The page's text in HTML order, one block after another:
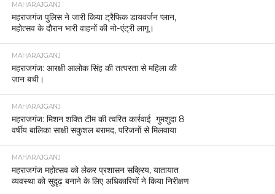
MAHARAJGANJ
महराजगंज पुलिस ने जारी किया ट्रैफिक डायवर्जन प्लान,
महोत्सव के दौरान भारी वाहनों की नो-एंट्री लागू।
MAHARAJGANJ
महराजगंज: आरक्षी आलोक सिंह की तत्परता से महिला की
जान बची।
MAHARAJGANJ
महराजगंज: मिशन शक्ति टीम की त्वरित कार्रवाई गुमशुदा 8
वर्षीय बालिका साक्षी सकुशल बरामद, परिजनों से मिलवाया
MAHARAJGANJ
महराजगंज महोत्सव को लेकर प्रशासन सक्रिय, यातायात
व्यवस्था को सुदृढ़ बनाने के लिए अधिकारियों ने किया निरीक्षण